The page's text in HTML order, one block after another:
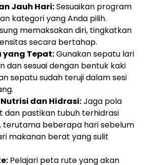
Jauh Hari:Sesuaikan program
kategori yang Anda pilih.
memaksakan diri, tingkatkan
secara bertahap.
yang Tepat:Gunakan sepatu lari
dan sesuai dengan bentuk kaki
sepatu sudah teruji dalam sesi
dan Hidrasi:Jaga pola
dan pastikan tubuh terhidrasi
terutama beberapa hari sebelum
makanan berat yang sulit
Pelajari peta rute yang akan